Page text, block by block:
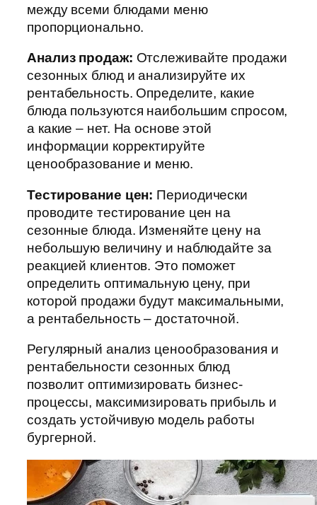
между всеми блюдами меню
пропорционально.
Анализ продаж: Отслеживайте продажи
сезонных блюд и анализируйте их
рентабельность. Определите, какие
блюда пользуются наибольшим спросом,
а какие – нет. На основе этой
информации корректируйте
ценообразование и меню.
Тестирование цен: Периодически
проводите тестирование цен на
сезонные блюда. Изменяйте цену на
небольшую величину и наблюдайте за
реакцией клиентов. Это поможет
определить оптимальную цену, при
которой продажи будут максимальными,
а рентабельность – достаточной.
Регулярный анализ ценообразования и
рентабельности сезонных блюд
позволит оптимизировать бизнес-
процессы, максимизировать прибыль и
создать устойчивую модель работы
бургерной.